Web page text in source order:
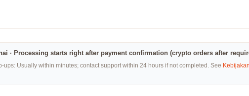
· Processing starts right after payment confirmation (crypto orders after
Usually within minutes; contact support within 24 hours if not completed. See